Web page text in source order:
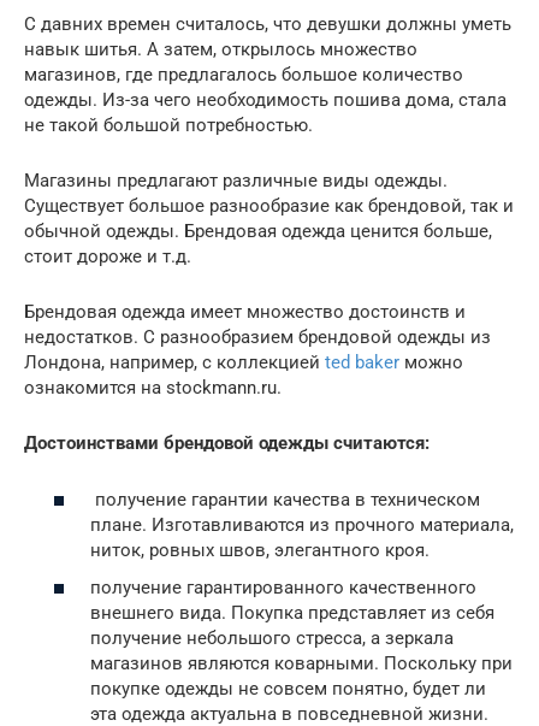
С давних времен считалось, что девушки должны уметь
навык шитья. А затем, открылось множество
магазинов, где предлагалось большое количество
одежды. Из-за чего необходимость пошива дома, стала
не такой большой потребностью.
Магазины предлагают различные виды одежды.
Существует большое разнообразие как брендовой, так и
обычной одежды. Брендовая одежда ценится больше,
стоит дороже и т.д.
Брендовая одежда имеет множество достоинств и
недостатков. С разнообразием брендовой одежды из
Лондона, например, с коллекцией ted baker можно
ознакомится на stockmann.ru.
Достоинствами брендовой одежды считаются:
получение гарантии качества в техническом
плане. Изготавливаются из прочного материала,
ниток, ровных швов, элегантного кроя.
получение гарантированного качественного
внешнего вида. Покупка представляет из себя
получение небольшого стресса, а зеркала
магазинов являются коварными. Поскольку при
покупке одежды не совсем понятно, будет ли
эта одежда актуальна в повседневной жизни.